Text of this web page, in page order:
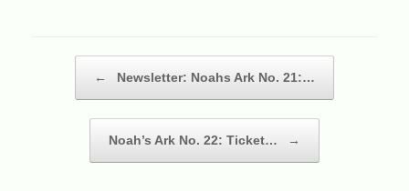
Beitragsnavigation
← Newsletter: Noahs Ark No. 21:…
Noah’s Ark No. 22: Ticket… →